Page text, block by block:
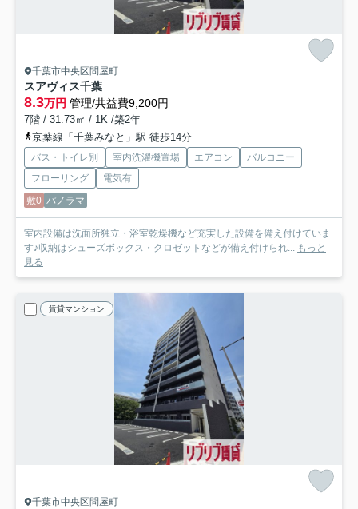
千葉市中央区問屋町
スアヴィス千葉
8.3万円 管理/共益費9,200円
7階 / 31.73㎡ / 1K /築2年
京葉線「千葉みなと」駅 徒歩14分
バス・トイレ別 室内洗濯機置場 エアコン
バルコニー
フローリング
電気有
敷0 パノラマ
室内設備は洗面所独立・浴室乾燥機など充実した設備を備え付けていま
す♪収納はシューズボックス・クロゼットなどが備え付けられ...
もっと
見る
賃貸マンション
千葉市中央区問屋町